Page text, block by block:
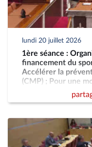
lundi 20 juillet 2026
1ère séance :
financement du
Accélérer la
(CMP) ; Pour une